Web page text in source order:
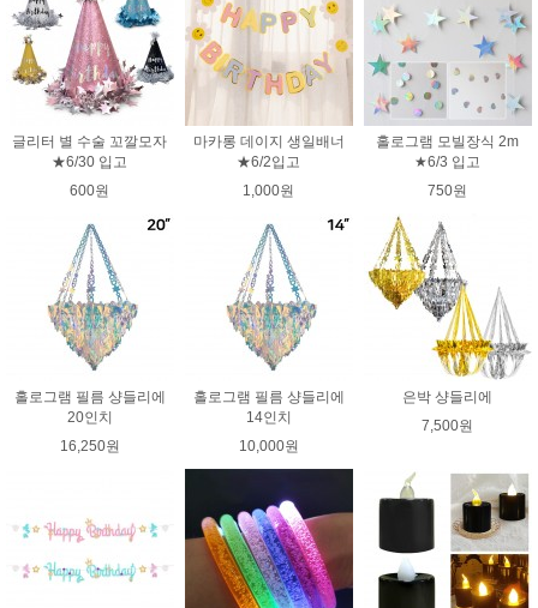
글리터 별 수술 꼬깔모자
★6/30 입고
600원
마카롱 데이지 생일배너
★6/2입고
1,000원
홀로그램 모빌장식 2m
★6/3 입고
750원
홀로그램 필름 샹들리에
20인치
16,250원
홀로그램 필름 샹들리에
14인치
10,000원
은박 샹들리에
7,500원